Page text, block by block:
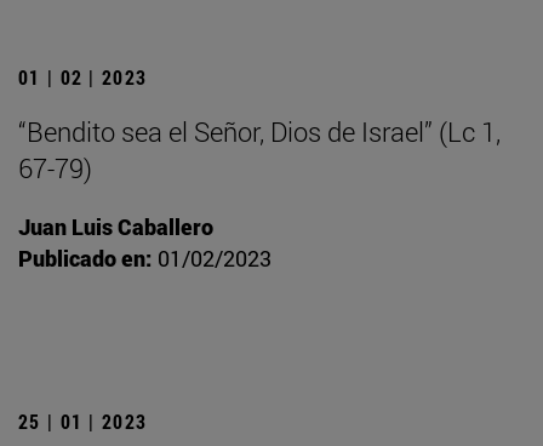
01 | 02 | 2023
“Bendito sea el Señor, Dios de Israel” (Lc 1,
67-79)
Juan Luis Caballero
Publicado en: 01/02/2023
25 | 01 | 2023